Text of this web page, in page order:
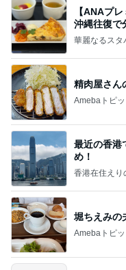
【ANAプ
沖縄往復で
華麗なるスタ
精肉屋さん
Amebaトピッ
最近の香港
め！
香港在住えり
堀ちえみの
Amebaトピッ